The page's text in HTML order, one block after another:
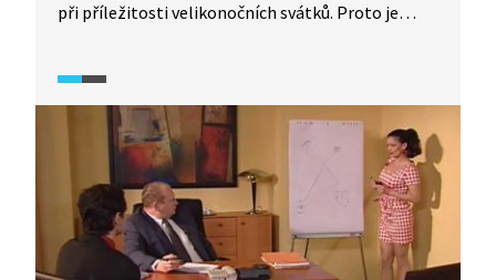
při příležitosti velikonočních svátků. Proto je
2020.